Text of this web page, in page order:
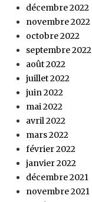
décembre 2022
novembre 2022
octobre 2022
septembre 2022
août 2022
juillet 2022
juin 2022
mai 2022
avril 2022
mars 2022
février 2022
janvier 2022
décembre 2021
novembre 2021